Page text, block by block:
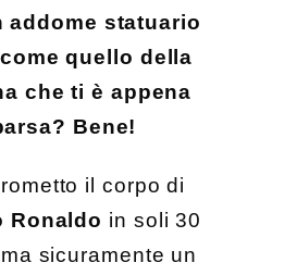
addome statuario
quello della
che ti è appena
Bene!
il corpo di
Ronaldo in soli 30
sicuramente un